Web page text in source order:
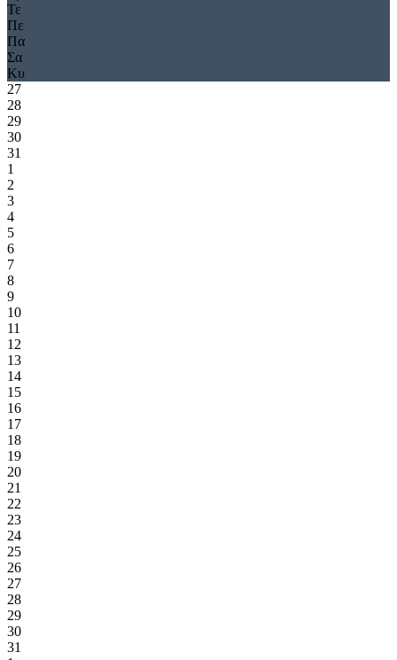
Τε
Πε
Πα
Σα
Κυ
27
28
29
30
31
1
2
3
4
5
6
7
8
9
10
11
12
13
14
15
16
17
18
19
20
21
22
23
24
25
26
27
28
29
30
31